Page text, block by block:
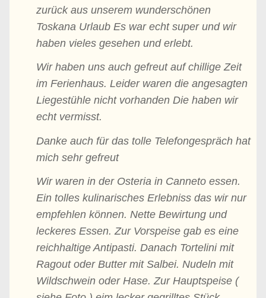
zurück aus unserem wunderschönen
Toskana Urlaub Es war echt super und wir
haben vieles gesehen und erlebt.
Wir haben uns auch gefreut auf chillige Zeit
im Ferienhaus. Leider waren die angesagten
Liegestühle nicht vorhanden Die haben wir
echt vermisst.
Danke auch für das tolle Telefongespräch hat
mich sehr gefreut
Wir waren in der Osteria in Canneto essen.
Ein tolles kulinarisches Erlebniss das wir nur
empfehlen können. Nette Bewirtung und
leckeres Essen. Zur Vorspeise gab es eine
reichhaltige Antipasti. Danach Tortelini mit
Ragout oder Butter mit Salbei. Nudeln mit
Wildschwein oder Hase. Zur Hauptspeise (